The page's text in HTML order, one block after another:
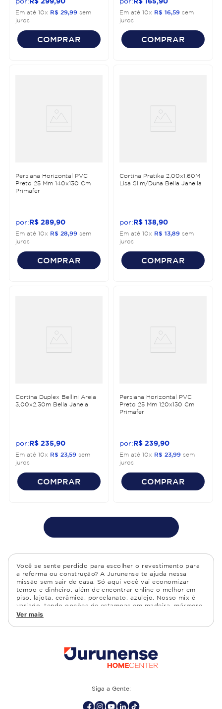
Em até 10x R$ 29 99 sem
juros
COMPRAR
Em até 10x R$ 16 59 sem
juros
COMPRAR
Persiana Horizontal PVC
Preto 25 Mm 140x130 Cm
Primafer
R$ 289 90
Em até 10x R$ 28 99 sem
juros
COMPRAR
Cortina Pratika 2,00x1,60M
Lisa Slim/Duna Bella Janella
R$ 138 90
Em até 10x R$ 13 89 sem
juros
COMPRAR
Cortina Duplex Bellini Areia
3,00x2,30m Bella Janela
R$ 235 90
Em até 10x R$ 23 59 sem
juros
COMPRAR
Persiana Horizontal PVC
Preto 25 Mm 120x130 Cm
Primafer
R$ 239 90
Em até 10x R$ 23 99 sem
juros
COMPRAR
Você se sente perdido para escolher o revestimento para
a reforma ou construção? A Jurunense te ajuda nessa
missão sem sair de casa. Só aqui você vai economizar
tempo e dinheiro, além de encontrar online o melhor em
piso, lajota, cerâmica, porcelanato, azulejo. Nosso mix é
variado, tendo opções de estampas em madeira, mármore,
granito, cimento, geométrico, e muito mais Confira as
cozinha, quarto, sala de estar.
Ver mais
Siga a Gente: